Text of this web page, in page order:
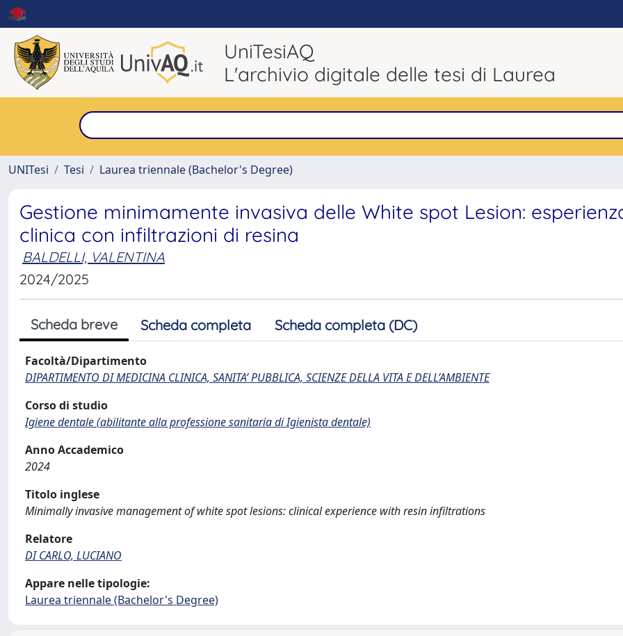
UniTesiAQ
L'archivio digitale delle tesi di Laurea
UNITesi
Tesi Laurea triennale (Bachelor's Degree)
Gestione minimamente invasiva delle White spot Lesion:
clinica con infiltrazioni di resina
BALDELLI, VALENTINA
2024/2025
Scheda breve Scheda completa Scheda completa (DC)
Facoltà/Dipartimento
DIPARTIMENTO DI MEDICINA CLINICA, SANITA’ PUBBLICA, SCIENZE DELLA VITA E DELL’AMBIENTE
Corso di studio
Igiene dentale (abilitante alla professione sanitaria di Igienista dentale)
Anno Accademico
2024
Titolo inglese
Minimally invasive management of white spot lesions: clinical experience with resin infiltrations
Relatore
DI CARLO, LUCIANO
Appare nelle tipologie:
Laurea triennale (Bachelor's Degree)